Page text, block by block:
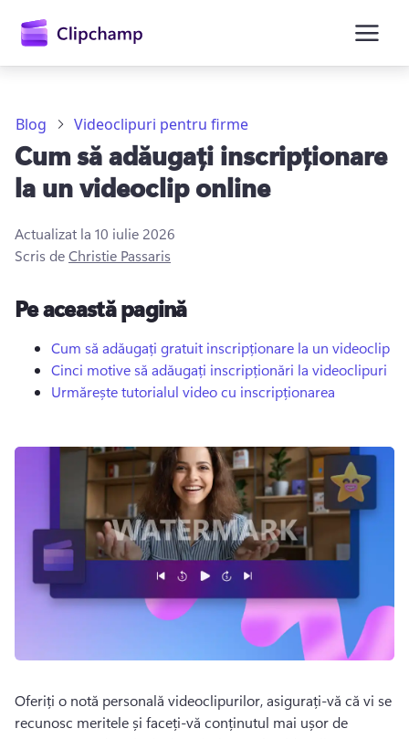
principal
Încercați gratuit
Blog Videoclipuri pentru firme
Cum să adăugați inscripționare
la un videoclip online
Actualizat la 10 iulie 2026
Scris deChristie Passaris
Pe această pagină
Cum să adăugați gratuit inscripționare la un videoclip
Cinci motive să adăugați inscripționări la videoclipuri
Urmărește tutorialul video cu inscripționarea
Oferiți o notă personală videoclipurilor, asigurați-vă că vi se
recunosc meritele și faceți-vă conținutul mai ușor de